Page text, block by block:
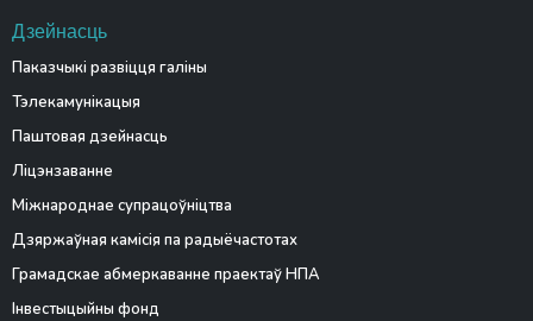
Дзейнасць
Паказчыкі развіцця галіны
Тэлекамунікацыя
Паштовая дзейнасць
Ліцэнзаванне
Міжнароднае супрацоўніцтва
Дзяржаўная камісія па радыёчастотах
Грамадскае абмеркаванне праектаў НПА
Інвестыцыйны фонд